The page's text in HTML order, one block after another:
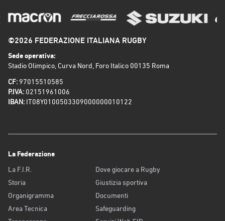
©2026 FEDERAZIONE ITALIANA RUGBY
Sede operativa:
Stadio Olimpico, Curva Nord, Foro Italico 00135 Roma
CF: 97015510585
P.IVA: 02151961006
IBAN: IT08Y0100503309000000010122
La Federazione
La F.I.R.
Storia
Organigramma
Area Tecnica
Dove giocare a Rugby
Giustizia sportiva
Documenti
Safeguarding